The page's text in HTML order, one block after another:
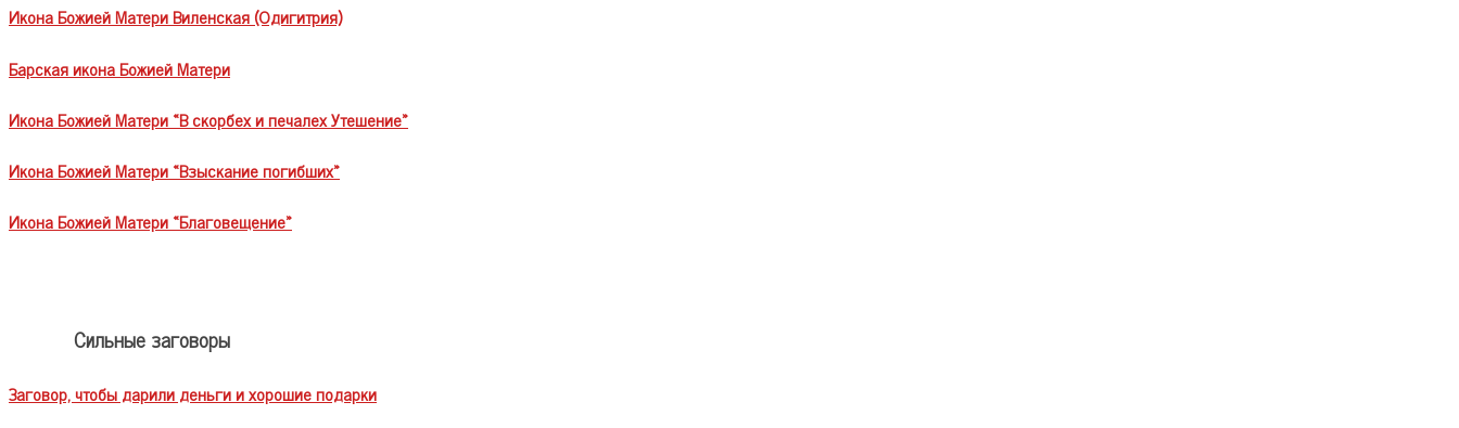
Икона Божией Матери Виленская (Одигитрия)
Барская икона Божией Матери
Икона Божией Матери «В скорбех и печалех Утешение»
Икона Божией Матери «Взыскание погибших»
Икона Божией Матери «Благовещение»
Сильные заговоры
Заговор, чтобы дарили деньги и хорошие подарки